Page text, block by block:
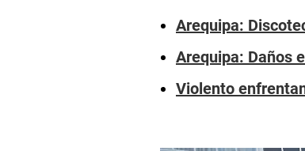
Arequipa:
Arequipa: Daños
Violento